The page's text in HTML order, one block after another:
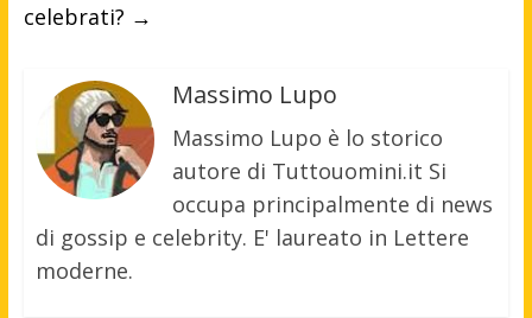
celebrati? →
Massimo Lupo
Massimo Lupo è lo storico
autore di Tuttouomini.it Si
occupa principalmente di news
di gossip e celebrity. E' laureato in Lettere
moderne.